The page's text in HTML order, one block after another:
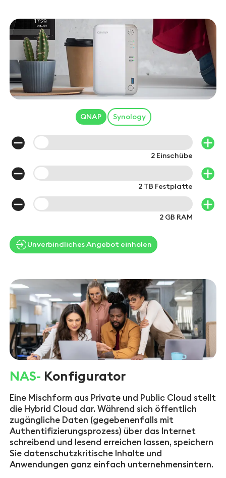
QNAP Synology
2 Einschübe
2 TB Festplatte
2 GB RAM
Unverbindliches Angebot einholen
NAS- Konfigurator
Eine Mischform aus Private und Public Cloud stellt
die Hybrid Cloud dar. Während sich öffentlich
zugängliche Daten (gegebenenfalls mit
Authentifizierungsprozess) über das Internet
schreibend und lesend erreichen lassen, speichern
Sie datenschutzkritische Inhalte und
Anwendungen ganz einfach unternehmensintern.